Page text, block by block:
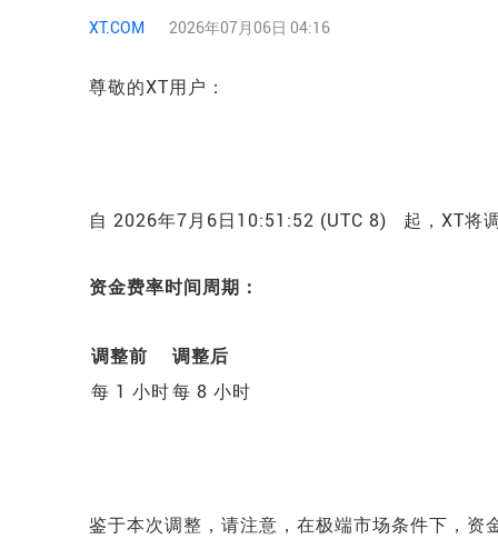
XT.COM 2026年07月06日 04:16
尊敬的XT用户：
自 2026年7月6日10:51:52 (UTC 8) 起，XT将
资金费率时间周期：
调整前
调整后
每 1 小时每 8 小时
鉴于本次调整， 请注意，在极端市场条件下，资